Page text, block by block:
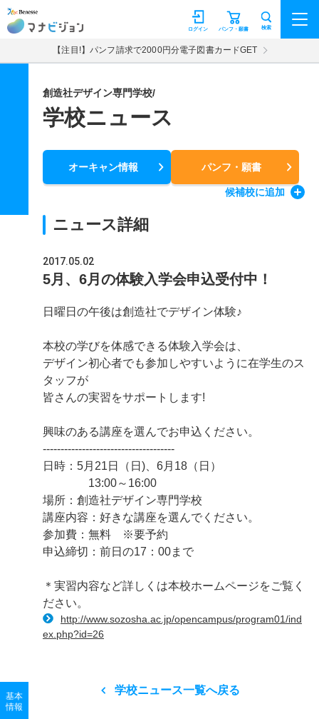
マナビジョン パンフ・願書
ログイン 検索
【注目!】パンフ請求で2000円分電子図書カードGET
創造社デザイン専門学校/
学校ニュース
オーキャン情報 パンフ・願書
候補校に追加
基本
情報
ニュース詳細
2017.05.02
5月、6月の体験入学会申込受付中！
日曜日の午後は創造社でデザイン体験♪
本校の学びを体感できる体験入学会は、
デザイン初心者でも参加しやすいように在学生のス
タッフが
皆さんの実習をサポートします!
興味のある講座を選んでお申込ください。
-------------------------------------
日時：5月21日（日)、6月18（日）
13:00～16:00
場所：創造社デザイン専門学校
講座内容：好きな講座を選んでください。
参加費：無料 ※要予約
申込締切：前日の17：00まで
＊実習内容など詳しくは本校ホームページをご覧く
ださい。
http://www.sozosha.ac.jp/opencampus/program01/ind
ex.php?id=26
学校ニュース一覧へ戻る